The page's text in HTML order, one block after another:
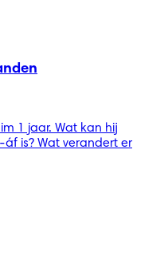
1 jaar. Wat kan hij
is? Wat verandert er